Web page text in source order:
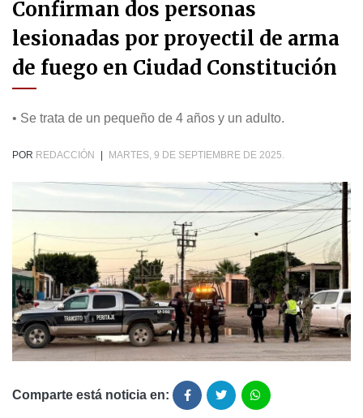
Confirman dos personas
lesionadas por proyectil de arma
de fuego en Ciudad Constitución
• Se trata de un pequeño de 4 años y un adulto.
POR REDACCIÓN MARTES, 9 DE SEPTIEMBRE DE 2025.
Comparte está noticia en: